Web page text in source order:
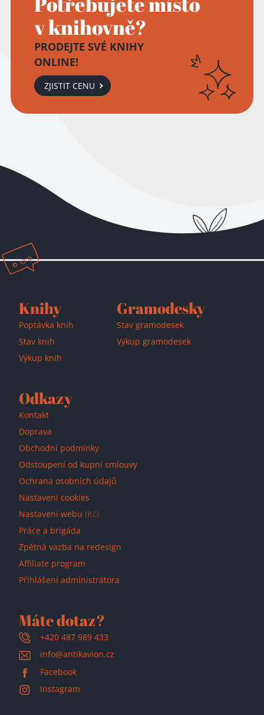
v knihovně?
PRODEJTE SVÉ KNIHY
ONLINE!
ZJISTIT CENU
Přidáno do košíku!
Knihy
Poptávka knih
Stav knih
Výkup knih
Gramodesky
Stav gramodesek
Výkup gramodesek
Odkazy
Kontakt
Doprava
Obchodní podmínky
Odstoupení od kupní smlouvy
Ochrana osobních údajů
Nastavení cookies
Nastavení webu (Kč)
Práce a brigáda
Zpětná vazba na redesign
Affiliate program
Přihlášení administrátora
Máte dotaz?
+420 487 989 433
info@antikavion.cz
Facebook
Instagram